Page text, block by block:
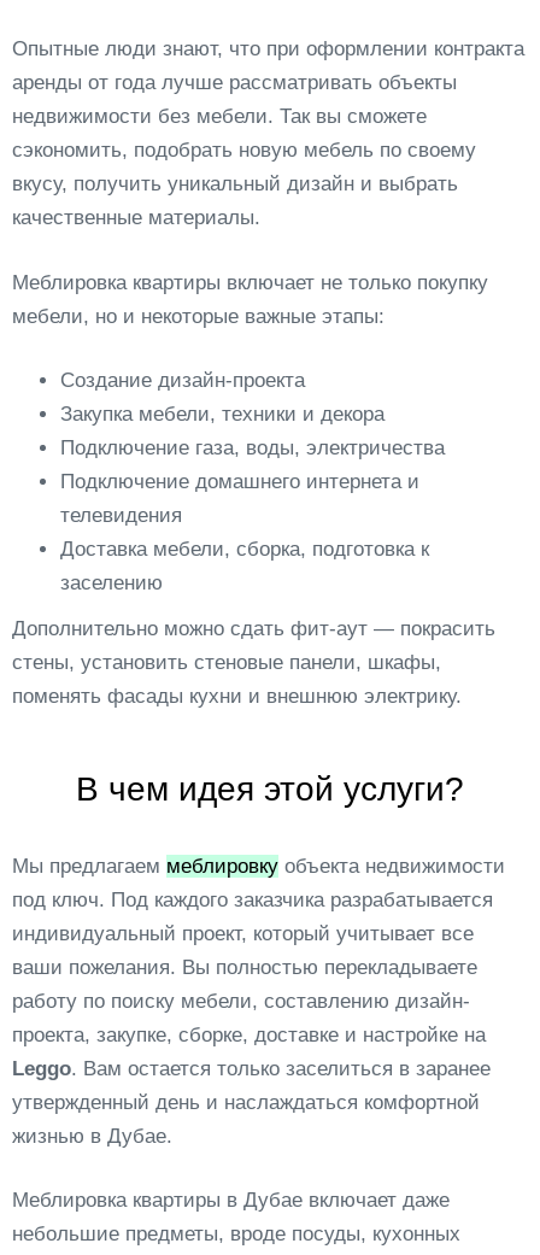
Опытные люди знают, что при оформлении контракта
аренды от года лучше рассматривать объекты
недвижимости без мебели. Так вы сможете
сэкономить, подобрать новую мебель по своему
вкусу, получить уникальный дизайн и выбрать
качественные материалы.
Меблировка квартиры включает не только покупку
мебели, но и некоторые важные этапы:
Создание дизайн-проекта
Закупка мебели, техники и декора
Подключение газа, воды, электричества
Подключение домашнего интернета и
телевидения
Доставка мебели, сборка, подготовка к
заселению
Дополнительно можно сдать фит-аут — покрасить
стены, установить стеновые панели, шкафы,
поменять фасады кухни и внешнюю электрику.
В чем идея этой услуги?
Мы предлагаем меблировку объекта недвижимости
под ключ. Под каждого заказчика разрабатывается
индивидуальный проект, который учитывает все
ваши пожелания. Вы полностью перекладываете
работу по поиску мебели, составлению дизайн-
проекта, закупке, сборке, доставке и настройке на
Leggo. Вам остается только заселиться в заранее
утвержденный день и наслаждаться комфортной
жизнью в Дубае.
Меблировка квартиры в Дубае включает даже
небольшие предметы, вроде посуды, кухонных